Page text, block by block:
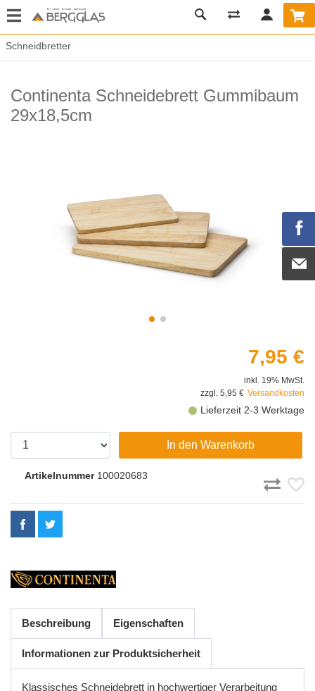
Schneidbretter
Continenta Schneidebrett Gummibaum
29x18,5cm
7,95 €
inkl. 19% MwSt.
zzgl. 5,95 € Versandkosten
Lieferzeit 2-3 Werktage
In den Warenkorb
Artikelnummer100020683
Beschreibung Eigenschaften
Informationen zur Produktsicherheit
Klassisches Schneidebrett in hochwertiger Verarbeitung